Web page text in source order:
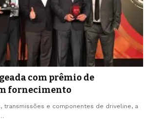
com prêmio de
fornecimento
transmissões e componentes de driveline, a